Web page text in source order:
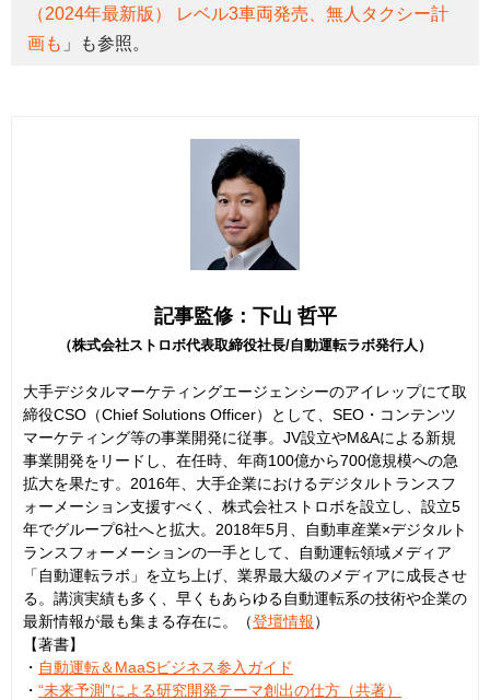
（2024年最新版） レベル3車両発売、無人タクシー計
画も 」も参照。
記事監修：下山 哲平
（株式会社ストロボ代表取締役社長/自動運転ラボ発行人）
大手デジタルマーケティングエージェンシーのアイレップにて取
締役CSO（Chief Solutions Officer）として、SEO・コンテンツ
マーケティング等の事業開発に従事。JV設立やM&Aによる新規
事業開発をリードし、在任時、年商100億から700億規模への急
拡大を果たす。2016年、大手企業におけるデジタルトランスフ
ォーメーション支援すべく、株式会社ストロボを設立し、設立5
年でグループ6社へと拡大。2018年5月、自動車産業×デジタルト
ランスフォーメーションの一手として、自動運転領域メディア
「自動運転ラボ」を立ち上げ、業界最大級のメディアに成長させ
る。講演実績も多く、早くもあらゆる自動運転系の技術や企業の
最新情報が最も集まる存在に。（登壇情報）
【著書】
・ 自動運転＆MaaSビジネス参入ガイド
・ “未来予測”による研究開発テーマ創出の仕方（共著）